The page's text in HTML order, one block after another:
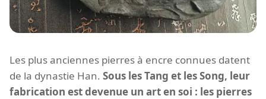
Les plus anciennes pierres à encre connues datent
de la dynastie Han. Sous les Tang et les Song, leur
fabrication est devenue un art en soi : les pierres